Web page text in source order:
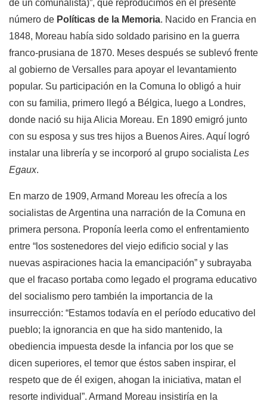
de un comunalista)”, que reproducimos en el presente
número de Políticas de la Memoria. Nacido en Francia en
1848, Moreau había sido soldado parisino en la guerra
franco-prusiana de 1870. Meses después se sublevó frente
al gobierno de Versalles para apoyar el levantamiento
popular. Su participación en la Comuna lo obligó a huir
con su familia, primero llegó a Bélgica, luego a Londres,
donde nació su hija Alicia Moreau. En 1890 emigró junto
con su esposa y sus tres hijos a Buenos Aires. Aquí logró
instalar una librería y se incorporó al grupo socialista Les
Egaux.
En marzo de 1909, Armand Moreau les ofrecía a los
socialistas de Argentina una narración de la Comuna en
primera persona. Proponía leerla como el enfrentamiento
entre “los sostenedores del viejo edificio social y las
nuevas aspiraciones hacia la emancipación” y subrayaba
que el fracaso portaba como legado el programa educativo
del socialismo pero también la importancia de la
insurrección: “Estamos todavía en el período educativo del
pueblo; la ignorancia en que ha sido mantenido, la
obediencia impuesta desde la infancia por los que se
dicen superiores, el temor que éstos saben inspirar, el
respeto que de él exigen, ahogan la iniciativa, matan el
resorte individual”. Armand Moreau insistiría en la